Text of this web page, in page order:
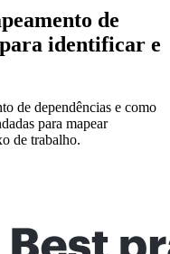
de
para identificar e
de dependências e como
para mapear
de trabalho.